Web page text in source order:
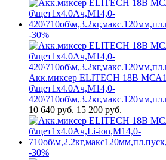
-30%
Акк.миксер ELITECH 18В
б\щет1х4.0Ач,М14,0-
10 640 руб. 15 200 руб.
-30%